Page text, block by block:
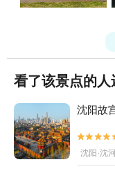
看了该景点的人
沈阳故
沈阳·沈